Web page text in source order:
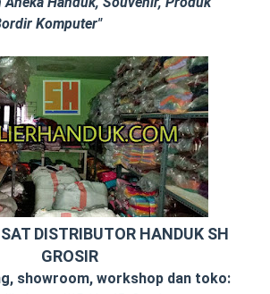
Komputer"
DISTRIBUTOR HANDUK SH
GROSIR
showroom, workshop dan toko: